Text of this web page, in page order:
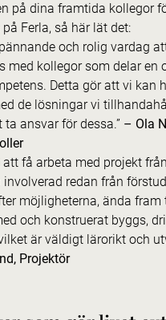
på dina framtida kollegor
Ferla, så här lät det:
och rolig vardag
med kollegor som delar en
Detta gör att vi kan
de lösningar vi
ansvar för dessa.” – Ola
att få arbeta med projekt
redan från
möjligheterna, ända fram
och konstruerat byggs,
är väldigt lärorikt och
Projektör